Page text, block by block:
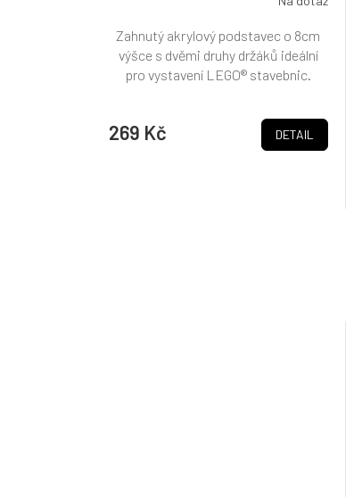
269 Kč DETAIL
Zahnutý akrylový podstavec o 8cm
výšce s dvěmi druhy držáků ideální
pro vystavení LEGO® stavebnic.